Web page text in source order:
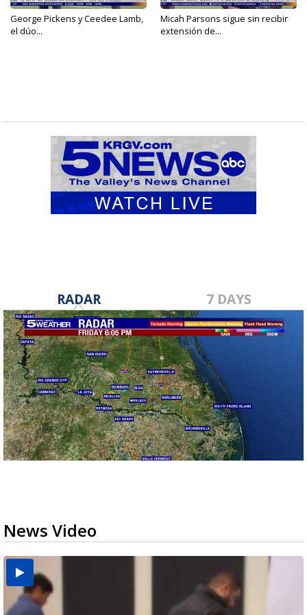
George Pickens y Ceedee Lamb,
el dúo...
Micah Parsons sigue sin recibir
extensión de...
RADAR 7 DAYS
News Video